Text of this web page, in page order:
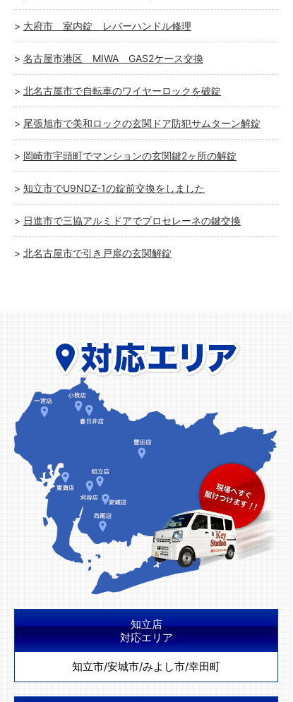
大府市 室内錠 レバーハンドル修理
名古屋市港区 MIWA GAS2ケース交換
北名古屋市で自転車のワイヤーロックを破錠
尾張旭市で美和ロックの玄関ドア防犯サムターン解錠
岡崎市宇頭町でマンションの玄関鍵2ヶ所の解錠
知立市でU9NDZ-1の錠前交換をしました
日進市で三協アルミドアでプロセレーネの鍵交換
北名古屋市で引き戸扉の玄関解錠
知立店
対応エリア
知立市/安城市/みよし市/幸田町